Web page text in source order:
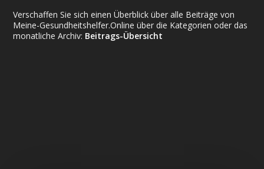
Verschaffen Sie sich einen Überblick über alle Beiträge von
Meine-Gesundheitshelfer.Online über die Kategorien oder das
monatliche Archiv: Beitrags-Übersicht